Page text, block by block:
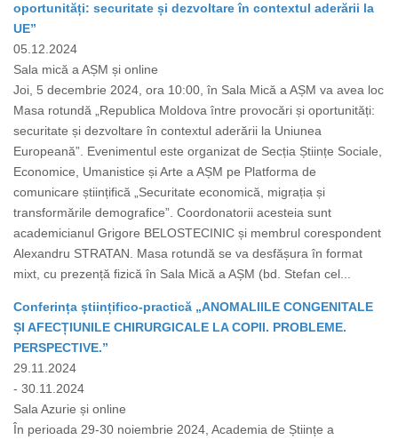
oportunități: securitate și dezvoltare în contextul aderării la
UE”
05.12.2024
Sala mică a AȘM și online
Joi, 5 decembrie 2024, ora 10:00, în Sala Mică a AȘM va avea loc
Masa rotundă „Republica Moldova între provocări și oportunități:
securitate și dezvoltare în contextul aderării la Uniunea
Europeană”. Evenimentul este organizat de Secția Științe Sociale,
Economice, Umanistice și Arte a AȘM pe Platforma de
comunicare științifică „Securitate economică, migrația și
transformările demografice”. Coordonatorii acesteia sunt
academicianul Grigore BELOSTECINIC și membrul corespondent
Alexandru STRATAN. Masa rotundă se va desfășura în format
mixt, cu prezență fizică în Sala Mică a AȘM (bd. Stefan cel...
Conferința științifico-practică „ANOMALIILE CONGENITALE
ȘI AFECȚIUNILE CHIRURGICALE LA COPII. PROBLEME.
PERSPECTIVE.”
29.11.2024
- 30.11.2024
Sala Azurie și online
În perioada 29-30 noiembrie 2024, Academia de Științe a